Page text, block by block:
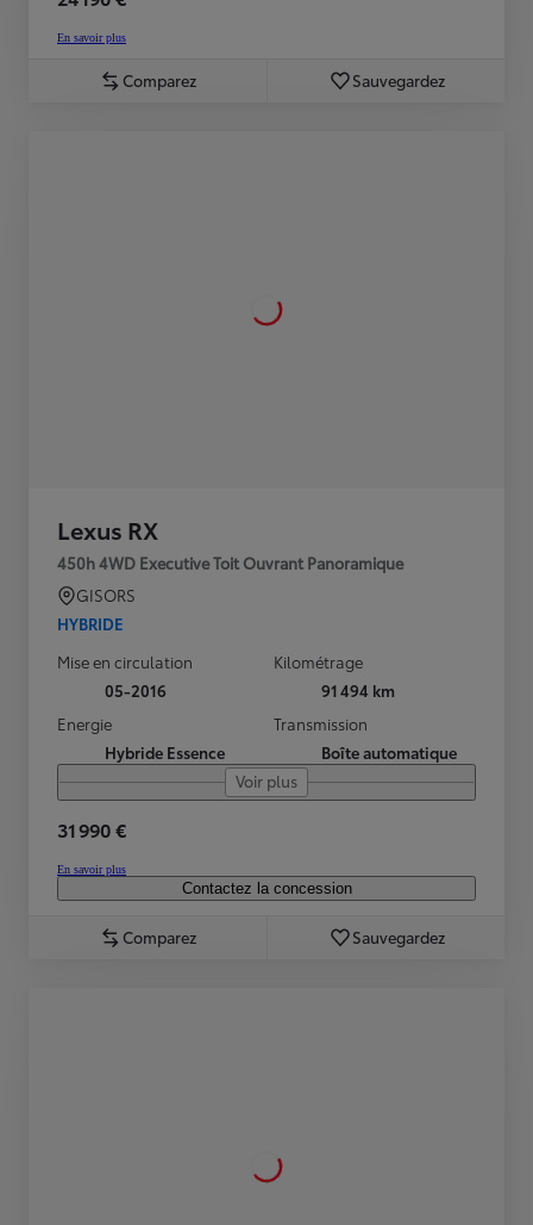
En savoir plus
Comparez Sauvegardez
Lexus RX
450h 4WD Executive Toit Ouvrant Panoramique
GISORS
HYBRIDE
Mise en circulation
05-2016
Kilométrage
91 494 km
Energie
Hybride Essence
Transmission
Boîte automatique
Voir plus
31 990 €
En savoir plus
Contactez la concession
Comparez Sauvegardez